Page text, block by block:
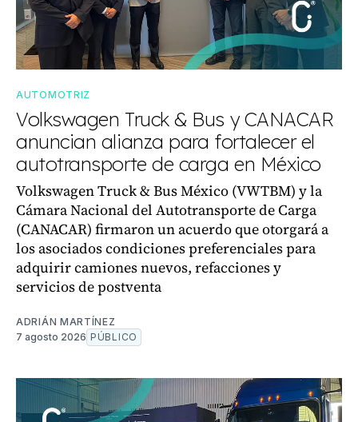
AUTOMOTRIZ
Volkswagen Truck & Bus y CANACAR
anuncian alianza para fortalecer el
autotransporte de carga en México
Volkswagen Truck & Bus México (VWTBM) y la
Cámara Nacional del Autotransporte de Carga
(CANACAR) firmaron un acuerdo que otorgará a
los asociados condiciones preferenciales para
adquirir camiones nuevos, refacciones y
servicios de postventa
ADRIÁN MARTÍNEZ
7 agosto 2026 PÚBLICO